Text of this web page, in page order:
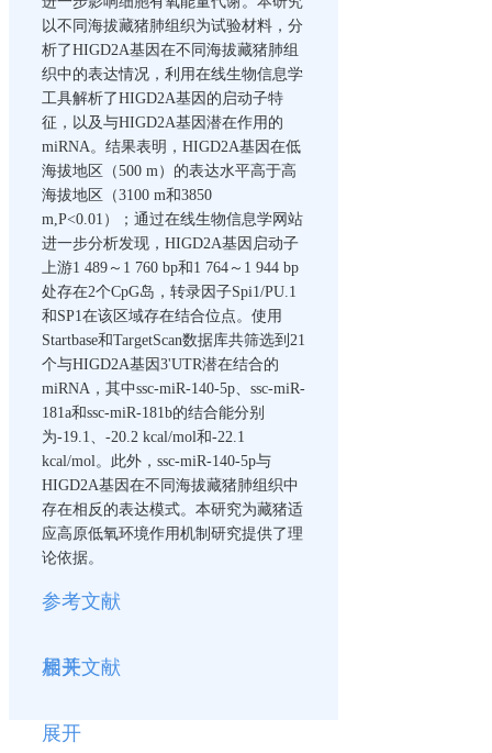
以不同海拔藏猪肺组织为试验材料，分
析了HIGD2A基因在不同海拔藏猪肺组
织中的表达情况，利用在线生物信息学
工具解析了HIGD2A基因的启动子特
征，以及与HIGD2A基因潜在作用的
miRNA。结果表明，HIGD2A基因在低
海拔地区（500 m）的表达水平高于高
海拔地区（3100 m和3850
m,P<0.01）；通过在线生物信息学网站
进一步分析发现，HIGD2A基因启动子
上游1 489～1 760 bp和1 764～1 944 bp
处存在2个CpG岛，转录因子Spi1/PU.1
和SP1在该区域存在结合位点。使用
Startbase和TargetScan数据库共筛选到21
个与HIGD2A基因3'UTR潜在结合的
miRNA，其中ssc-miR-140-5p、ssc-miR-
181a和ssc-miR-181b的结合能分别
为-19.1、-20.2 kcal/mol和-22.1
kcal/mol。此外，ssc-miR-140-5p与
HIGD2A基因在不同海拔藏猪肺组织中
存在相反的表达模式。本研究为藏猪适
应高原低氧环境作用机制研究提供了理
论依据。
参考文献
展开
相关文献
展开